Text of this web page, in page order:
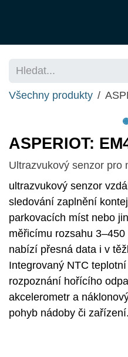
Všechny produkty
ASPERIOT:
Ultrazvukový senzor pro
ultrazvukový senzor
sledování zaplnění
parkovacích míst nebo
měřicímu rozsahu
nabízí přesná data i v
Integrovaný NTC
rozpoznání hořícího
akcelerometr a
pohyb nádoby či zařízení.